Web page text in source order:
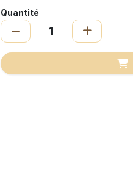
Quantité